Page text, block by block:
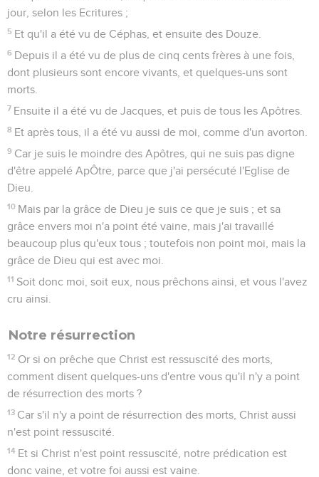
jour, selon les Ecritures ;
5 Et qu'il a été vu de Céphas, et ensuite des Douze.
6 Depuis il a été vu de plus de cinq cents frères à une fois,
dont plusieurs sont encore vivants, et quelques-uns sont
morts.
7 Ensuite il a été vu de Jacques, et puis de tous les Apôtres.
8 Et après tous, il a été vu aussi de moi, comme d'un avorton.
9 Car je suis le moindre des Apôtres, qui ne suis pas digne
d'être appelé ApÔtre, parce que j'ai persécuté l'Eglise de
Dieu.
10 Mais par la grâce de Dieu je suis ce que je suis ; et sa
grâce envers moi n'a point été vaine, mais j'ai travaillé
beaucoup plus qu'eux tous ; toutefois non point moi, mais la
grâce de Dieu qui est avec moi.
11 Soit donc moi, soit eux, nous prêchons ainsi, et vous l'avez
cru ainsi.
Notre résurrection
12 Or si on prêche que Christ est ressuscité des morts,
comment disent quelques-uns d'entre vous qu'il n'y a point
de résurrection des morts ?
13 Car s'il n'y a point de résurrection des morts, Christ aussi
n'est point ressuscité.
14 Et si Christ n'est point ressuscité, notre prédication est
donc vaine, et votre foi aussi est vaine.